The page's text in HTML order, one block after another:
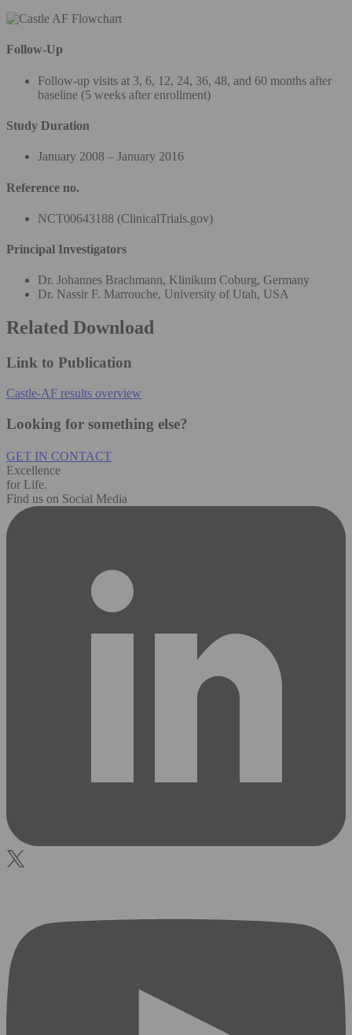
Follow-Up
Follow-up visits at 3, 6, 12, 24, 36, 48, and 60 months after
baseline (5 weeks after enrollment)
Study Duration
January 2008 – January 2016
Reference no.
NCT00643188 (ClinicalTrials.gov)
Principal Investigators
Dr. Johannes Brachmann, Klinikum Coburg, Germany
Dr. Nassir F. Marrouche, University of Utah, USA
Related Download
Link to Publication
Castle-AF results overview
Looking for something else?
GET IN CONTACT
Excellence
for Life.
Find us on Social Media